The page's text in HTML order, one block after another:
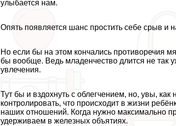
улыбается нам.
Опять появляется шанс простить себе срыв и
Но если бы на этом кончались противоречия
бы вообще. Ведь младенчество длится не так
увлечения.
Тут бы и вздохнуть с облегчением, но, увы,
контролировать, что происходит в жизни
наших отношений. Когда нужно максимально
удерживаем в железных объятиях.